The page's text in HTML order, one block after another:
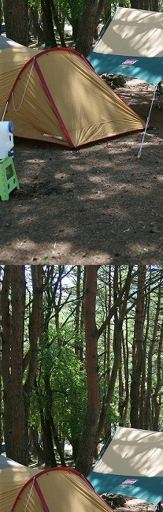
ご来場の際は足元
入りに（水）
ならないようお
皆様のお越しをス
2026/06/01
● ● 【臨時閉鎖
いつも当キャン
ありがとうござ
台風の接近に伴
場内を臨時閉鎖
■ 閉鎖期間2026年